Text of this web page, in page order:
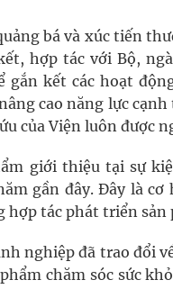
bá và xúc tiến
hợp tác với Bộ,
gắn kết các hoạt
cao năng lực
của Viện luôn được
giới thiệu tại sự
gần đây. Đây là
hợp tác phát triển
nghiệp đã trao đổi
chăm sóc sức